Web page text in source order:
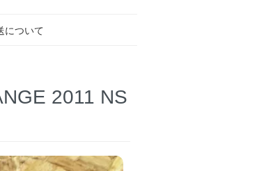
について
2011 NS